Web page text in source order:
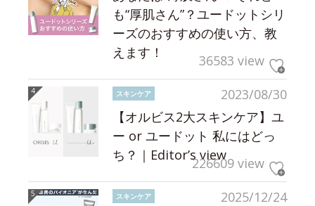
も“厚肌さん”？ユードットシリ
ーズのおすすめの使い方、教
えます！
36583 view
2023/08/30
スキンケア
【オルビス2大スキンケア】ユ
ー or ユードット 私にはどっ
ち？｜Editor’s view226609 view
2025/12/24
スキンケア